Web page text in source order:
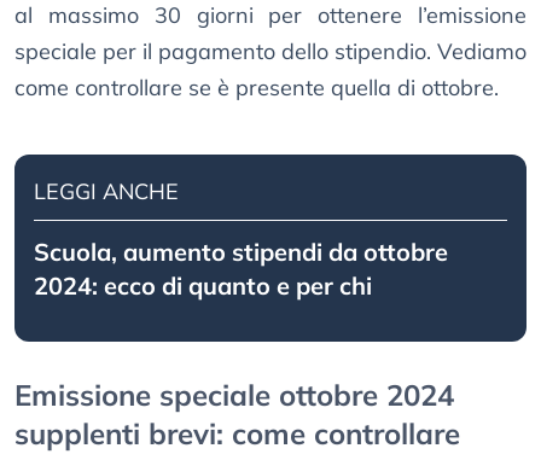
al massimo 30 giorni per ottenere l’emissione
speciale per il pagamento dello stipendio. Vediamo
come controllare se è presente quella di ottobre.
LEGGI ANCHE
Scuola, aumento stipendi da ottobre
2024: ecco di quanto e per chi
Emissione speciale ottobre 2024
supplenti brevi: come controllare